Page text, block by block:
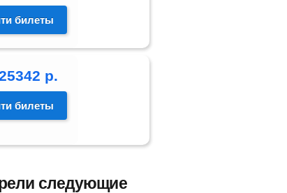
билеты
р.
билеты
следующие